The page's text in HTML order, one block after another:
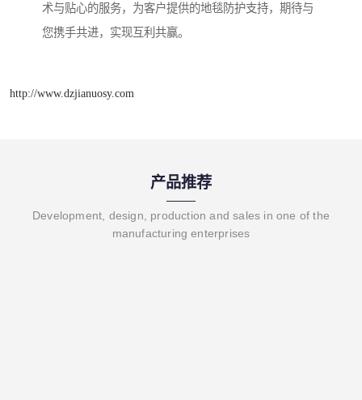
术与贴心的服务，为客户提供的地毯防护支持，期待与
您携手共进，实现互利共赢。
http://www.dzjianuosy.com
产品推荐
Development, design, production and sales in one of the
manufacturing enterprises